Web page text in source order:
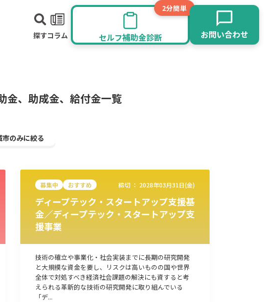
探すコラム
2分簡単
セルフ補助金診断 お問い合わせ
宿泊･旅館業 その他
金、助成金、給付金一覧
のみに絞る
募集中 おすすめ 締切 ： 2028年03月31日(金)
ディープテック・スタートアップ支援基
金／ディープテック・スタートアップ支
援事業
技術の確立や事業化・社会実装までに長期の研究開発
と大規模な資金を要し、リスクは高いものの国や世界
全体で対処すべき経済社会課題の解決にも資すると考
えられる革新的な技術の研究開発に取り組んでいる
「デ...